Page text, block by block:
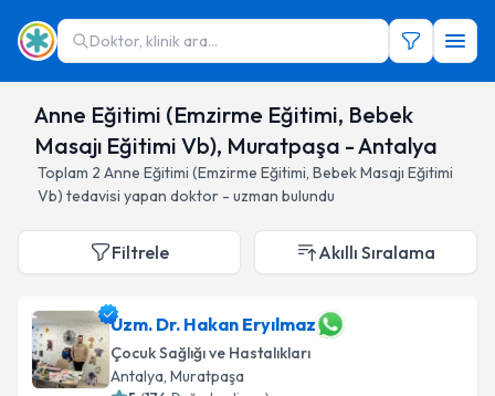
Doktor, klinik ara...
Anne Eğitimi (Emzirme Eğitimi, Bebek
Masajı Eğitimi Vb), Muratpaşa - Antalya
Toplam 2 Anne Eğitimi (Emzirme Eğitimi, Bebek Masajı Eğitimi
Vb) tedavisi yapan doktor - uzman bulundu
Filtrele Akıllı Sıralama
Uzm. Dr. Hakan Eryılmaz
Çocuk Sağlığı ve Hastalıkları
Antalya, Muratpaşa